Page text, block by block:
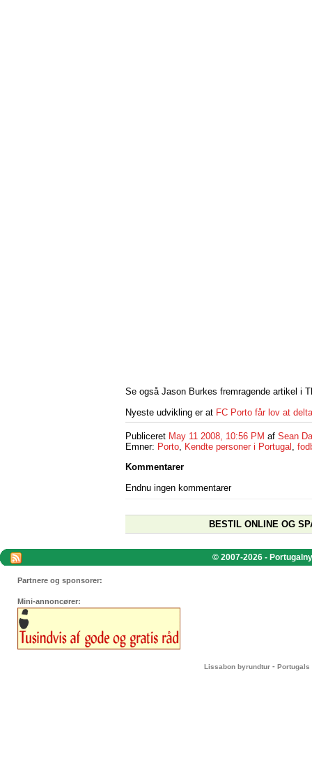
Se også Jason Burkes fremragende artikel i
Nyeste udvikling er at FC Porto får lov at
Publiceret May 11 2008, 10:56 PM af Sean
Emner: Porto, Kendte personer i Portugal ,
Kommentarer
Endnu ingen kommentarer
BESTIL ONLINE OG
© 2007-2026 -
Partnere og sponsorer:
Mini-annoncører:
Lissabon byrundtur - Portugals